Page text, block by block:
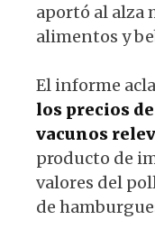
aportó al alza
alimentos y
El informe
los precios
vacunos
producto de
valores del
de